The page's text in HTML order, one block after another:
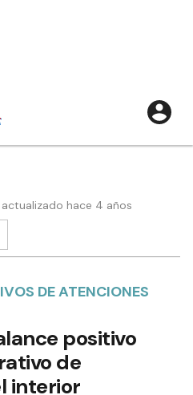
hace 4 años
DE ATENCIONES
positivo
de
interior